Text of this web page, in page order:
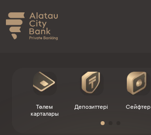
Төлем
карталары
Депозиттері Сейфтер